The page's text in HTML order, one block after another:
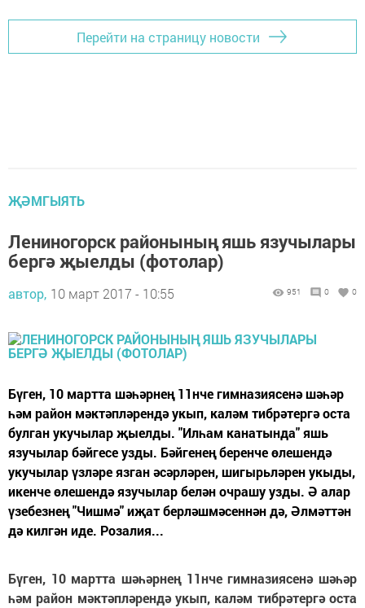
Перейти на страницу новости
ҖӘМГЫЯТЬ
Лениногорск районының яшь язучылары
бергә җыелды (фотолар)
автор, 10 март 2017 - 10:55 951 0 0
Бүген, 10 мартта шәһәрнең 11нче гимназиясенә шәһәр
һәм район мәктәпләрендә укып, каләм тибрәтергә оста
булган укучылар җыелды. "Илһам канатында" яшь
язучылар бәйгесе узды. Бәйгенең беренче өлешендә
укучылар үзләре язган әсәрләрен, шигырьләрен укыды,
икенче өлешендә язучылар белән очрашу узды. Ә алар
үзебезнең "Чишмә" иҗат берләшмәсеннән дә, Әлмәттән
дә килгән иде. Розалия...
Бүген, 10 мартта шәһәрнең 11нче гимназиясенә шәһәр
һәм район мәктәпләрендә укып, каләм тибрәтергә оста